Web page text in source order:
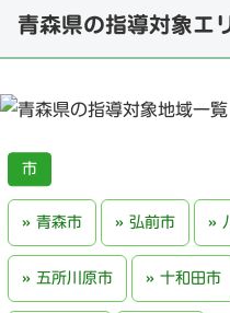
青森県の指導対象エ
青森市 弘前市
五所川原市 十和田市